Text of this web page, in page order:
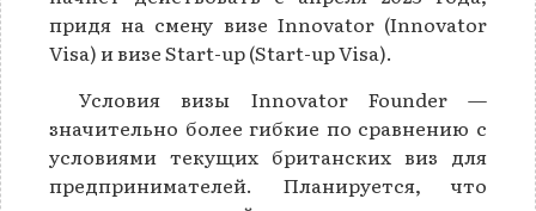
придя на смену визе Innovator (Innovator
Visa) и визе Start-up (Start-up Visa).
Условия визы Innovator Founder —
значительно более гибкие по сравнению с
условиями текущих британских виз для
предпринимателей. Планируется, что